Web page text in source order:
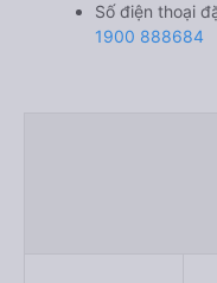
Số điện thoại
1900 888684